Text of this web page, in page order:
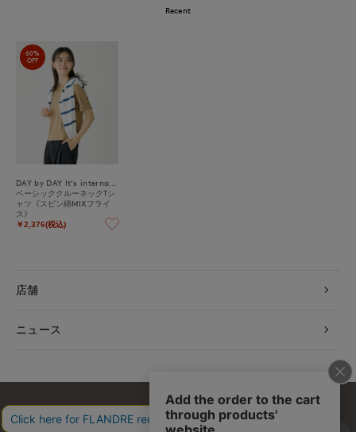
Recent
60%
OFF
ベーシッククルーネックTシ
ャツ《スビン綿MIXフライ
ス》
￥2,376(税込)
店舗
ニュース